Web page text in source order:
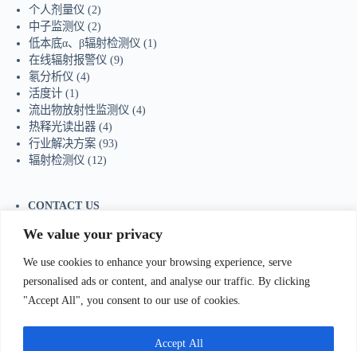
We value your privacy
We use cookies to enhance your browsing experience, serve
personalised ads or content, and analyse our traffic. By clicking
"Accept All", you consent to our use of cookies.
Accept All
个人剂量仪 (2)
中子监测仪 (2)
低本底α、β辐射检测仪 (1)
在线辐射报警仪 (9)
氡分析仪 (4)
活度计 (1)
流出物放射性监测仪 (4)
热释光读出器 (4)
行业解决方案 (93)
辐射检测仪 (12)
CONTACT US
Mobile/Wechat：+86-18129873251
E-mail:sales@ydhjkj.cn
我们Contact Us:电话(Tel)：+86-0755-23736433;手机